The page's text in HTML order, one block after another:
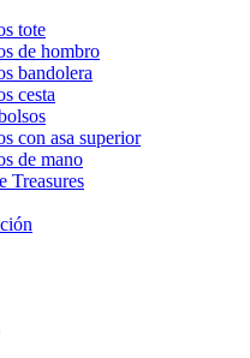
tote
de hombro
bandolera
cesta
con asa superior
de mano
Treasures